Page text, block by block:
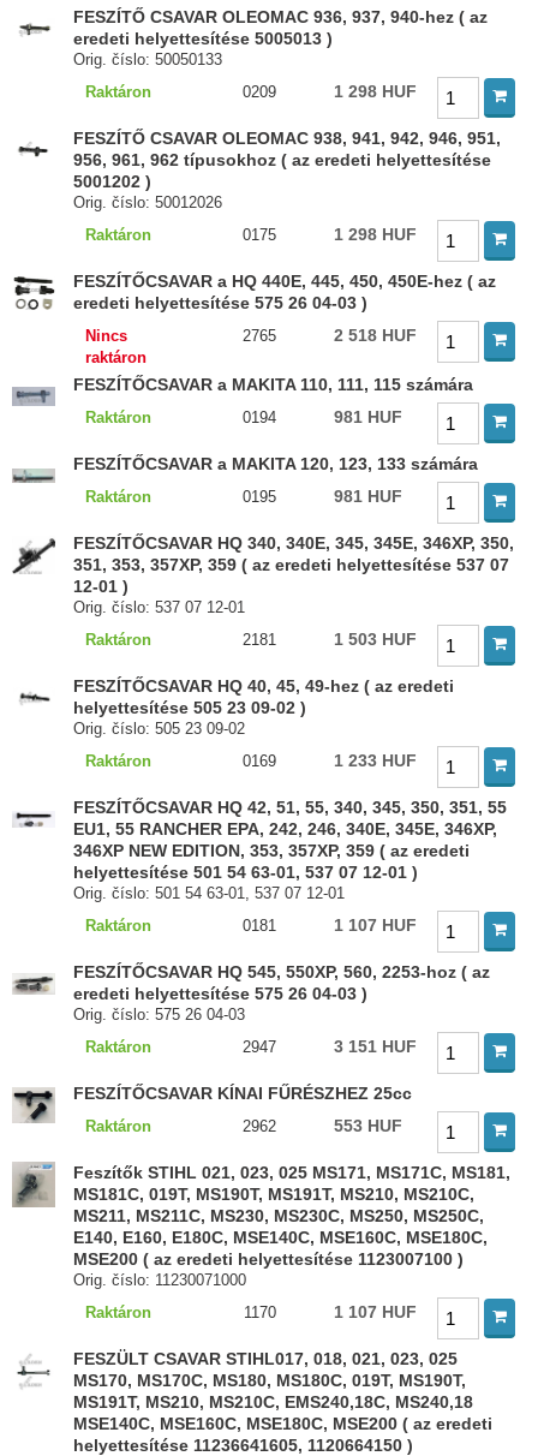
FESZÍTŐ CSAVAR OLEOMAC 936, 937, 940-hez ( az
eredeti helyettesítése 5005013 )
Orig. číslo: 50050133
Raktáron
0209 1 298 HUF
FESZÍTŐ CSAVAR OLEOMAC 938, 941, 942, 946, 951,
956, 961, 962 típusokhoz ( az eredeti helyettesítése
5001202 )
Orig. číslo: 50012026
Raktáron
0175 1 298 HUF
FESZÍTŐCSAVAR a HQ 440E, 445, 450, 450E-hez ( az
eredeti helyettesítése 575 26 04-03 )
Nincs
raktáron
2765 2 518 HUF
FESZÍTŐCSAVAR a MAKITA 110, 111, 115 számára
Raktáron 0194 981 HUF
FESZÍTŐCSAVAR a MAKITA 120, 123, 133 számára
Raktáron 0195 981 HUF
FESZÍTŐCSAVAR HQ 340, 340E, 345, 345E, 346XP, 350,
351, 353, 357XP, 359 ( az eredeti helyettesítése 537 07
12-01 )
Orig. číslo: 537 07 12-01
Raktáron
2181 1 503 HUF
FESZÍTŐCSAVAR HQ 40, 45, 49-hez ( az eredeti
helyettesítése 505 23 09-02 )
Orig. číslo: 505 23 09-02
Raktáron
0169 1 233 HUF
FESZÍTŐCSAVAR HQ 42, 51, 55, 340, 345, 350, 351, 55
EU1, 55 RANCHER EPA, 242, 246, 340E, 345E, 346XP,
346XP NEW EDITION, 353, 357XP, 359 ( az eredeti
helyettesítése 501 54 63-01, 537 07 12-01 )
Orig. číslo: 501 54 63-01, 537 07 12-01
Raktáron
0181 1 107 HUF
FESZÍTŐCSAVAR HQ 545, 550XP, 560, 2253-hoz ( az
eredeti helyettesítése 575 26 04-03 )
Orig. číslo: 575 26 04-03
Raktáron
2947 3 151 HUF
FESZÍTŐCSAVAR KÍNAI FŰRÉSZHEZ 25cc
Raktáron 2962 553 HUF
Feszítők STIHL 021, 023, 025 MS171, MS171C, MS181,
MS181C, 019T, MS190T, MS191T, MS210, MS210C,
MS211, MS211C, MS230, MS230C, MS250, MS250C,
E140, E160, E180C, MSE140C, MSE160C, MSE180C,
MSE200 ( az eredeti helyettesítése 1123007100 )
Orig. číslo: 11230071000
Raktáron
1170 1 107 HUF
FESZÜLT CSAVAR STIHL017, 018, 021, 023, 025
MS170, MS170C, MS180, MS180C, 019T, MS190T,
MS191T, MS210, MS210C, EMS240,18C, MS240,18
MSE140C, MSE160C, MSE180C, MSE200 ( az eredeti
helyettesítése 11236641605, 1120664150 )